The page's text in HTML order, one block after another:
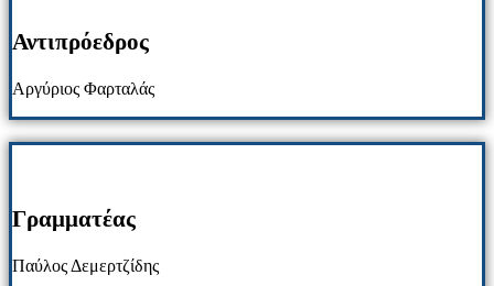
Αντιπρόεδρος
Αργύριος Φαρταλάς
Γραμματέας
Παύλος Δεμερτζίδης